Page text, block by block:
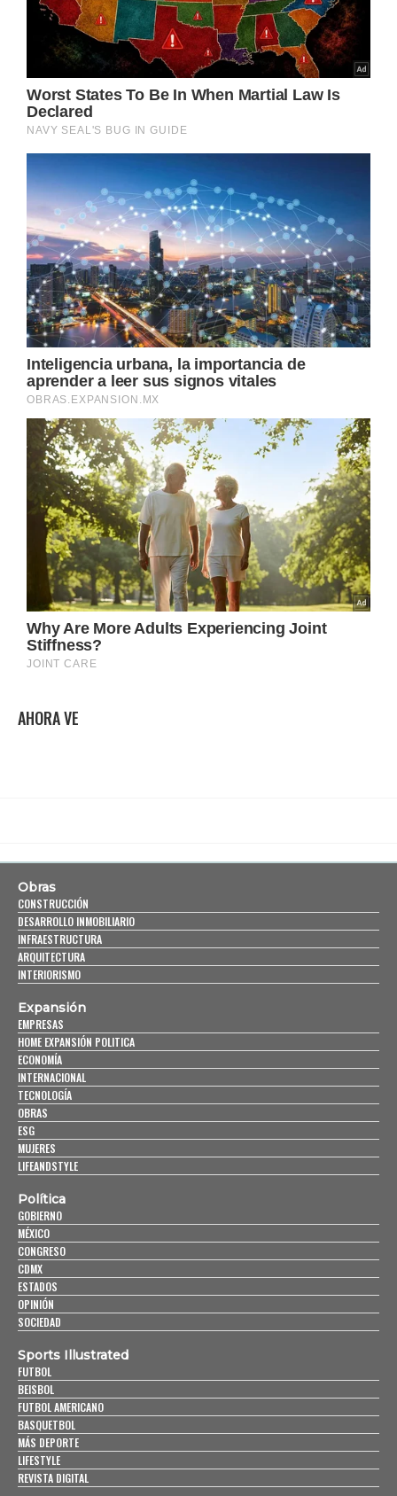
AHORA VE
Obras
CONSTRUCCIÓN
DESARROLLO INMOBILIARIO
INFRAESTRUCTURA
ARQUITECTURA
INTERIORISMO
Expansión
EMPRESAS
HOME EXPANSIÓN POLITICA
ECONOMÍA
INTERNACIONAL
TECNOLOGÍA
OBRAS
ESG
MUJERES
LIFEANDSTYLE
Política
GOBIERNO
MÉXICO
CONGRESO
CDMX
ESTADOS
OPINIÓN
SOCIEDAD
Sports Illustrated
FUTBOL
BEISBOL
FUTBOL AMERICANO
BASQUETBOL
MÁS DEPORTE
LIFESTYLE
REVISTA DIGITAL